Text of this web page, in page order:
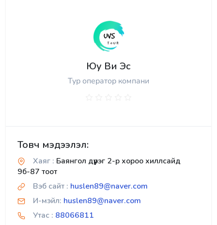
Юу Ви Эс
Тур оператор компани
Товч мэдээлэл:
Хаяг : Баянгол дүүрэг 2-р хороо хиллсайд
9б-87 тоот
Вэб сайт : huslen89@naver.com
И-мэйл: huslen89@naver.com
Утас : 88066811